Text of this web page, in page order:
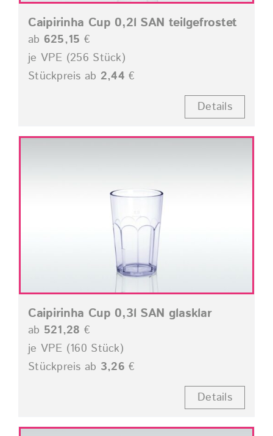
Caipirinha Cup 0,2l SAN teilgefrostet
ab 625,15 €
je VPE (256 Stück)
Stückpreis ab 2,44 €
Details
Caipirinha Cup 0,3l SAN glasklar
ab 521,28 €
je VPE (160 Stück)
Stückpreis ab 3,26 €
Details